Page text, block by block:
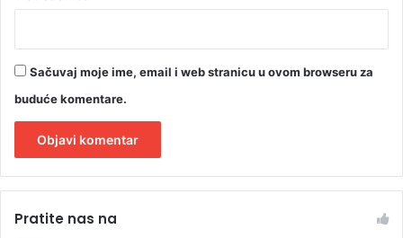
Sačuvaj moje ime, email i web stranicu u ovom browseru za
buduće komentare.
tPratite nas na